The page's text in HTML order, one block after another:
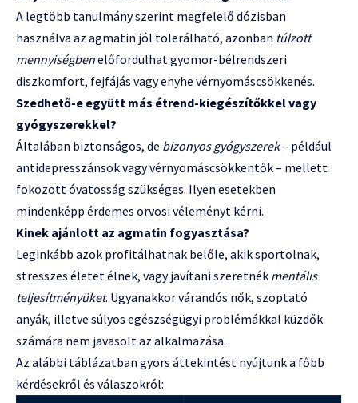
A legtöbb tanulmány szerint megfelelő dózisban
használva az agmatin jól tolerálható, azonban túlzott
mennyiségbenelőfordulhat gyomor-bélrendszeri
diszkomfort, fejfájás vagy enyhe vérnyomáscsökkenés.
Szedhető-e együtt más étrend-kiegészítőkkel vagy
gyógyszerekkel?
Általában biztonságos, de bizonyos gyógyszerek– például
antidepresszánsok vagy vérnyomáscsökkentők – mellett
fokozott óvatosság szükséges. Ilyen esetekben
mindenképp érdemes orvosi véleményt kérni.
Kinek ajánlott az agmatin fogyasztása?
Leginkább azok profitálhatnak belőle, akik sportolnak,
stresszes életet élnek, vagy javítani szeretnék mentális
teljesítményüket. Ugyanakkor várandós nők, szoptató
anyák, illetve súlyos egészségügyi problémákkal küzdők
számára nem javasolt az alkalmazása.
Az alábbi táblázatban gyors áttekintést nyújtunk a főbb
kérdésekről és válaszokról: